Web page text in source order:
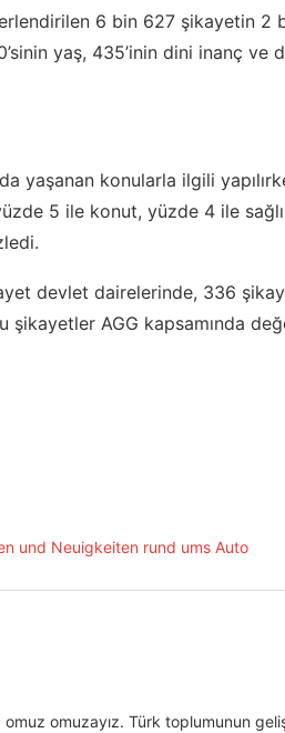
6 bin 627 şikayetin 2
yaş, 435’inin dini inanç ve
yaşanan konularla ilgili
5 ile konut, yüzde 4 ile
devlet dairelerinde, 336
şikayetler AGG kapsamında
omuzayız. Türk toplumunun